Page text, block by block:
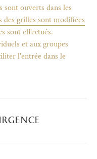
sont ouverts dans les
des grilles sont modifiées
sont effectués.
et aux groupes
l'entrée dans le